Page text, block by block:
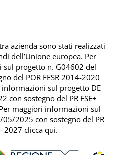
azienda sono stati realizzati
dell’Unione europea. Per
progetto n. G04602 del
del POR FESR 2014-2020
informazioni sul progetto DE
con sostegno del PR FSE+
maggiori informazioni sul
2025 con sostegno del PR
2027 clicca qui.